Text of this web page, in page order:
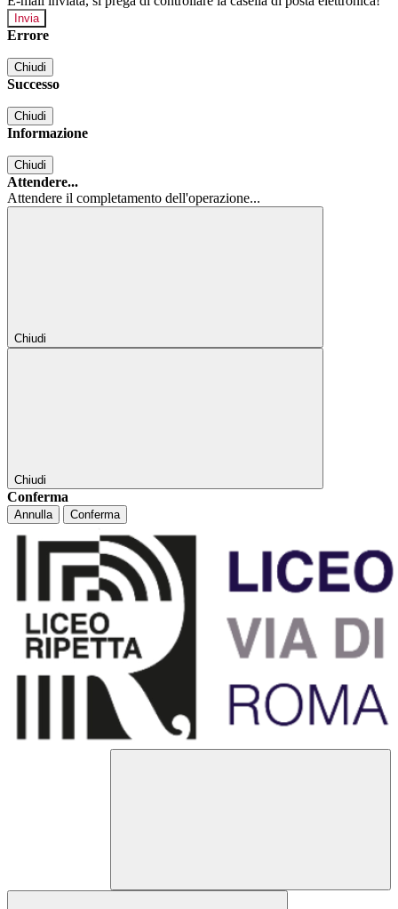
Errore
Chiudi
Successo
Chiudi
Informazione
Chiudi
Attendere...
Attendere il completamento dell'operazione...
Chiudi
Chiudi
Conferma
Annulla Conferma